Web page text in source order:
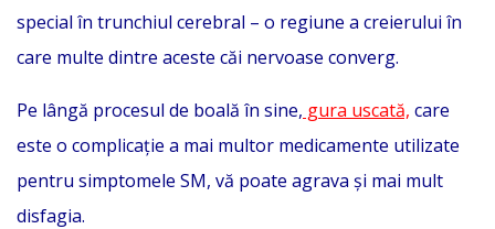
special în trunchiul cerebral – o regiune a creierului în
care multe dintre aceste căi nervoase converg.
Pe lângă procesul de boală în sine, gura uscată, care
este o complicație a mai multor medicamente utilizate
pentru simptomele SM, vă poate agrava și mai mult
disfagia.